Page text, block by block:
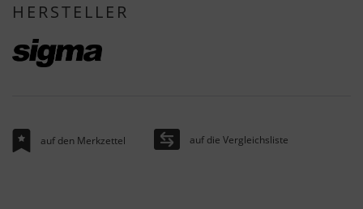
HERSTELLER
auf den Merkzettel auf die Vergleichsliste